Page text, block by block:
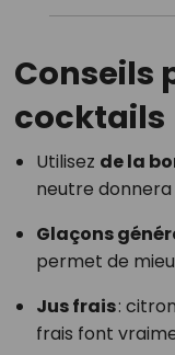
Conseils
cocktails
Utilisez de la
neutre
Glaçons
permet de
Jus frais:
frais font